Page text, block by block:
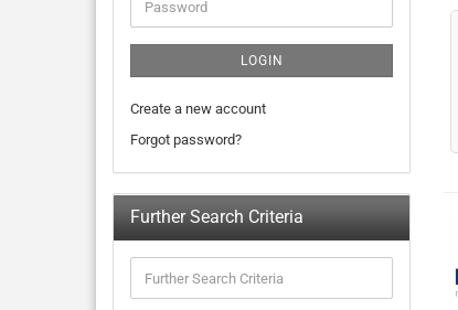
LOGIN
Create a new account
Forgot password?
Further Search Criteria